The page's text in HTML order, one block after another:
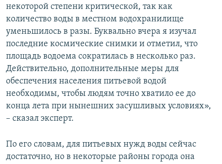
некоторой степени критической, так как
количество воды в местном водохранилище
уменьшилось в разы. Буквально вчера я изучал
последние космические снимки и отметил, что
площадь водоема сократилась в несколько раз.
Действительно, дополнительные меры для
обеспечения населения питьевой водой
необходимы, чтобы людям точно хватило ее до
конца лета при нынешних засушливых условиях»,
– сказал эксперт.
По его словам, для питьевых нужд воды сейчас
достаточно, но в некоторые районы города она